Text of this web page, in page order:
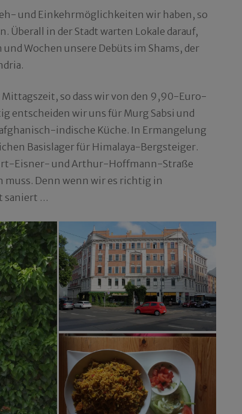
und Einkehrmöglichkeiten wir haben, so
Überall in der Stadt warten Lokale darauf,
Wochen unsere Debüts im Shams, der
Mittagszeit, so dass wir von den 9,90-Euro-
entscheiden wir uns für Murg Sabsi und
afghanisch-indische Küche. In Ermangelung
Basislager für Himalaya-Bergsteiger.
Eisner- und Arthur-Hoffmann-Straße
muss. Denn wenn wir es richtig in
saniert …